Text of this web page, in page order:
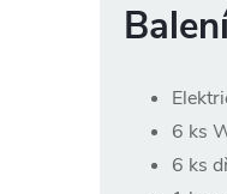
6 ks
6 ks